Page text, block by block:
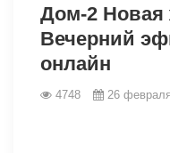
Дом-2 Новая
Вечерний
онлайн
4748 26